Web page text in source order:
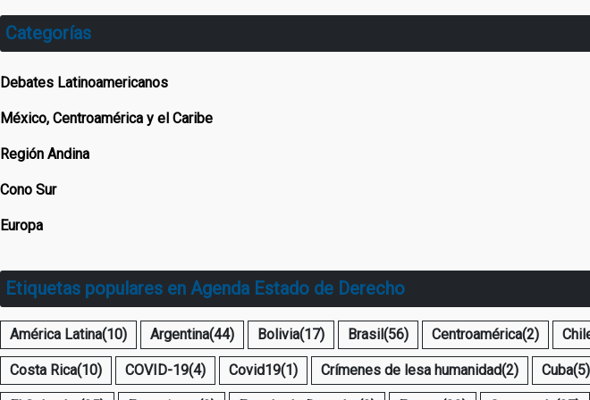
Categorías
Debates Latinoamericanos
México, Centroamérica y el Caribe
Región Andina
Cono Sur
Europa
Etiquetas populares en Agenda Estado de Derecho
América Latina(10) Argentina(44) Bolivia(17) Brasil(56) Centroamérica(2)
Costa Rica(10) COVID-19(4) Covid19(1) Crímenes de lesa humanidad(2) Cuba(5)